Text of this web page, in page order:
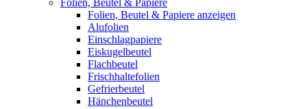
Folien, Beutel & Papiere
Folien, Beutel & Papiere anzeigen
Alufolien
Einschlagpapiere
Eiskugelbeutel
Flachbeutel
Frischhaltefolien
Gefrierbeutel
Hänchenbeutel